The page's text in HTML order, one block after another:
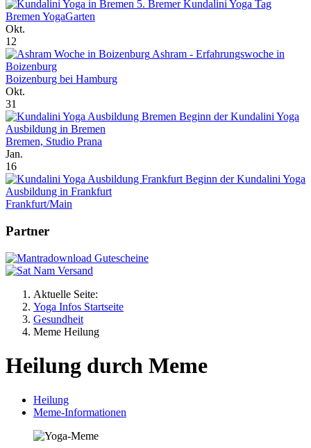
5. Bremer Kundalini Yoga Tag
Bremen YogaGarten
Okt.
12
Ashram - Erfahrungswoche in
Boizenburg
Boizenburg bei Hamburg
Okt.
31
Beginn der Kundalini Yoga
Ausbildung in Bremen
Bremen, Studio Prana
Jan.
16
Beginn der Kundalini Yoga
Ausbildung in Frankfurt
Frankfurt/Main
Partner
Aktuelle Seite:
Yoga Infos Startseite
Gesundheit
Meme Heilung
Heilung durch Meme
Heilung
Meme-Informationen